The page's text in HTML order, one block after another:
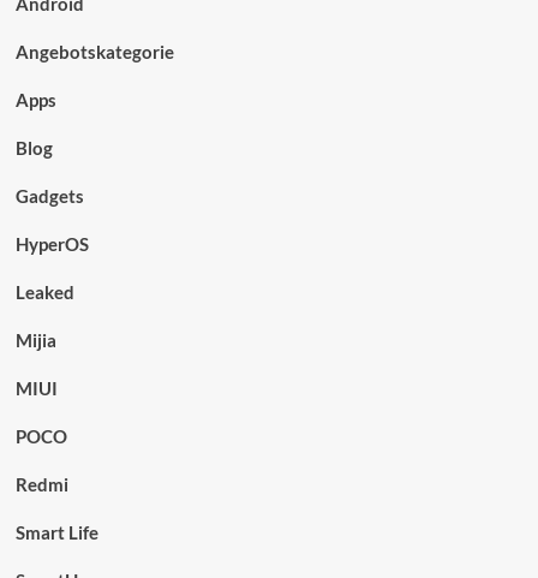
Angebotskategorie
Apps
Blog
Gadgets
HyperOS
Leaked
Mijia
MIUI
POCO
Redmi
Smart Life